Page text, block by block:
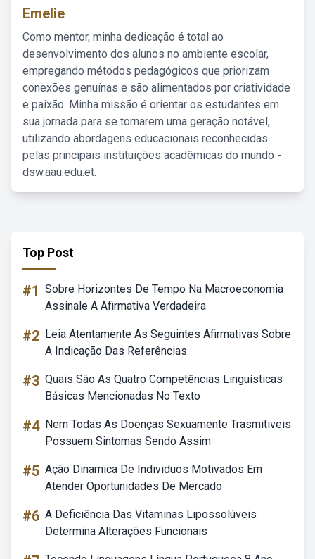
Emelie
Como mentor, minha dedicação é total ao
desenvolvimento dos alunos no ambiente escolar,
empregando métodos pedagógicos que priorizam
conexões genuínas e são alimentados por criatividade
e paixão. Minha missão é orientar os estudantes em
sua jornada para se tornarem uma geração notável,
utilizando abordagens educacionais reconhecidas
pelas principais instituições acadêmicas do mundo -
dsw.aau.edu.et.
Top Post
#1 Sobre Horizontes De Tempo Na Macroeconomia
Assinale A Afirmativa Verdadeira
#2 Leia Atentamente As Seguintes Afirmativas Sobre
A Indicação Das Referências
#3 Quais São As Quatro Competências Linguísticas
Básicas Mencionadas No Texto
#4 Nem Todas As Doenças Sexuamente Trasmitiveis
Possuem Sintomas Sendo Assim
#5 Ação Dinamica De Individuos Motivados Em
Atender Oportunidades De Mercado
#6 A Deficiência Das Vitaminas Lipossolúveis
Determina Alterações Funcionais